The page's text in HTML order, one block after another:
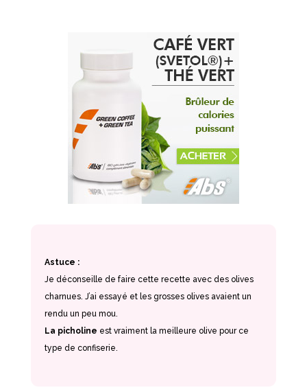
Astuce :
Je déconseille de faire cette recette avec des olives
charnues. J’ai essayé et les grosses olives avaient un
rendu un peu mou.
La picholine est vraiment la meilleure olive pour ce
type de confiserie.